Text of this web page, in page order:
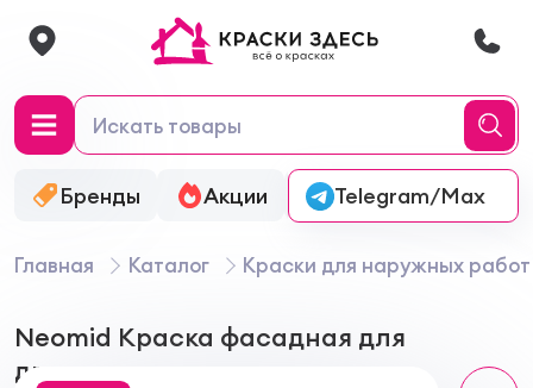
Бренды Акции Онлайн-колеровка
Telegram/Max
Главная Каталог Краски для наружных работ
Neomid Краска фасадная для
древесины